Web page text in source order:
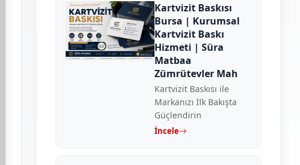
Kartvizit Baskısı
Bursa | Kurumsal
Kartvizit Baskı
Hizmeti | Süra
Matbaa
Zümrütevler Mah
Kartvizit Baskısı ile
Markanızı İlk Bakışta
Güçlendirin
İncele